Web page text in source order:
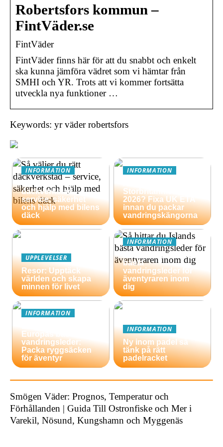
Robertsfors kommun –
FintVäder.se
FintVäder
FintVäder finns här för att du snabbt och enkelt
ska kunna jämföra vädret som vi hämtar från
SMHI och YR. Trots att vi kommer fortsätta
utveckla nya funktioner …
Keywords: yr väder robertsfors
INFORMATION
Så väljer du rätt
däckverkstad –
service, säkerhet
och hjälp med bilens
däck
INFORMATION
Storbritannien
2026? Fixa UK ETA
innan du packar
vandringskängorna
UPPLEVELSER
Resor: Upptäck
världen och skapa
minnen för livet
INFORMATION
Så hittar du Islands
bästa
vandringsleder för
äventyraren inom
dig
INFORMATION
Europas bästa
vandringsleder:
Packa ryggsäcken
för äventyr
INFORMATION
Ny inom padel så
tänk på rätt
padelracket
Smögen Väder: Prognos, Temperatur och
Förhållanden | Guida Till Ostronfiske och Mer i
Varekil, Nösund, Kungshamn och Myggenäs